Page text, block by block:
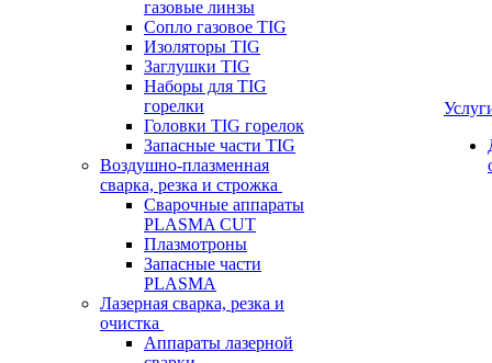
газовые линзы
Сопло газовое TIG
Изоляторы TIG
Заглушки TIG
Наборы для TIG
горелки
Головки TIG горелок
Запасные части TIG
Воздушно-плазменная
сварка, резка и строжка
Сварочные аппараты
PLASMA CUT
Плазмотроны
Запасные части
PLASMA
Лазерная сварка, резка и
очистка
Аппараты лазерной